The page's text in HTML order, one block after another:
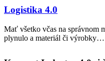
Logistika 4.0
Mať všetko včas na správnom
plynulo a materiál či výrobky…